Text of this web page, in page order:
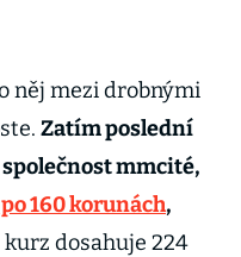
něj mezi drobnými
Zatím poslední
mmcité,
160 korunách,
kurz dosahuje 224